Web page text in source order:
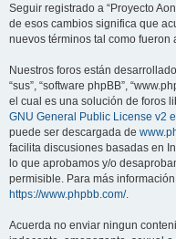
Seguir registrado a “Proyecto
de esos cambios significa que
nuevos términos tal como fueron
Nuestros foros están
“sus”, “software phpBB”,
el cual es una solución de foros
GNU General Public License v2
puede ser descargada de
facilita discusiones basadas en
lo que aprobamos y/o
permisible. Para más
https://www.phpbb.com/.
Acuerda no enviar ningun